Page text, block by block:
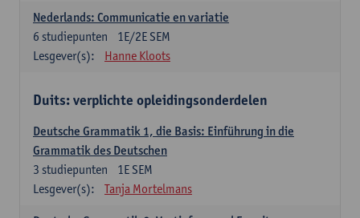
Nederlands: Communicatie en variatie
1E/2E SEM
6 studiepunten
Lesgever(s):
Hanne Kloots
Duits: verplichte opleidingsonderdelen
Deutsche Grammatik 1, die Basis: Einführung in die
Grammatik des Deutschen
1E SEM
3 studiepunten
Lesgever(s):
Tanja Mortelmans